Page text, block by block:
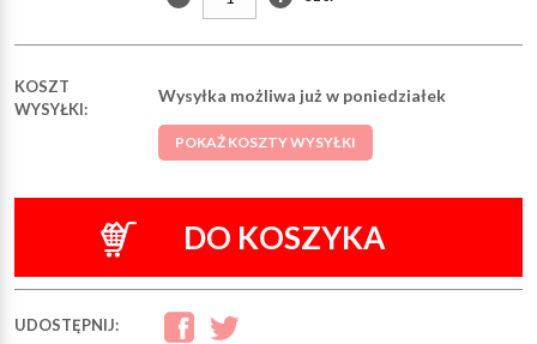
KOSZT
WYSYŁKI:
Wysyłka możliwa już w poniedziałek
POKAŻ KOSZTY WYSYŁKI
DO KOSZYKA
UDOSTĘPNIJ: